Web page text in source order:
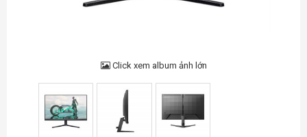
Click xem album ảnh lớn